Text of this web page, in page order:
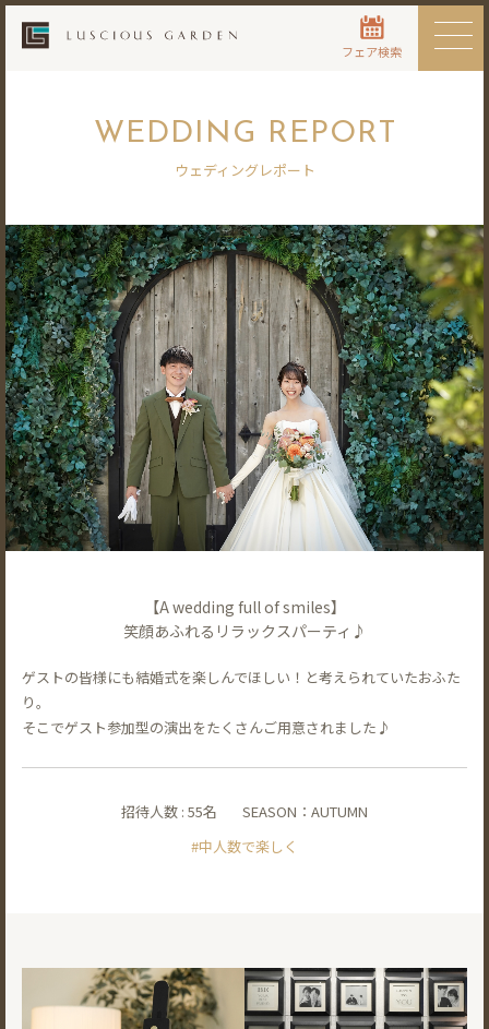
フェア検索
WEDDING REPORT
ウェディングレポート
【A wedding full of smiles】
笑顔あふれるリラックスパーティ♪
ゲストの皆様にも結婚式を楽しんでほしい！と考えられていたおふた
り。
そこでゲスト参加型の演出をたくさんご用意されました♪
招待人数 : 55名
SEASON：AUTUMN
#中人数で楽しく